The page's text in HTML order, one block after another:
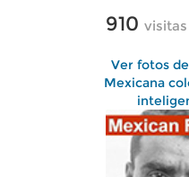
910 visitas
Ver fotos
Mexicana